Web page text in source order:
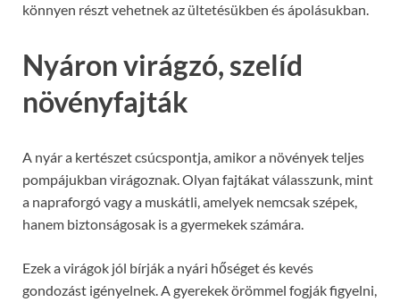
könnyen részt vehetnek az ültetésükben és ápolásukban.
Nyáron virágzó, szelíd
növényfajták
A nyár a kertészet csúcspontja, amikor a növények teljes
pompájukban virágoznak. Olyan fajtákat válasszunk, mint
a napraforgó vagy a muskátli, amelyek nemcsak szépek,
hanem biztonságosak is a gyermekek számára.
Ezek a virágok jól bírják a nyári hőséget és kevés
gondozást igényelnek. A gyerekek örömmel fogják figyelni,